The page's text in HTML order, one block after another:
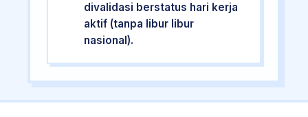
divalidasi berstatus hari kerja
aktif (tanpa libur libur
nasional).